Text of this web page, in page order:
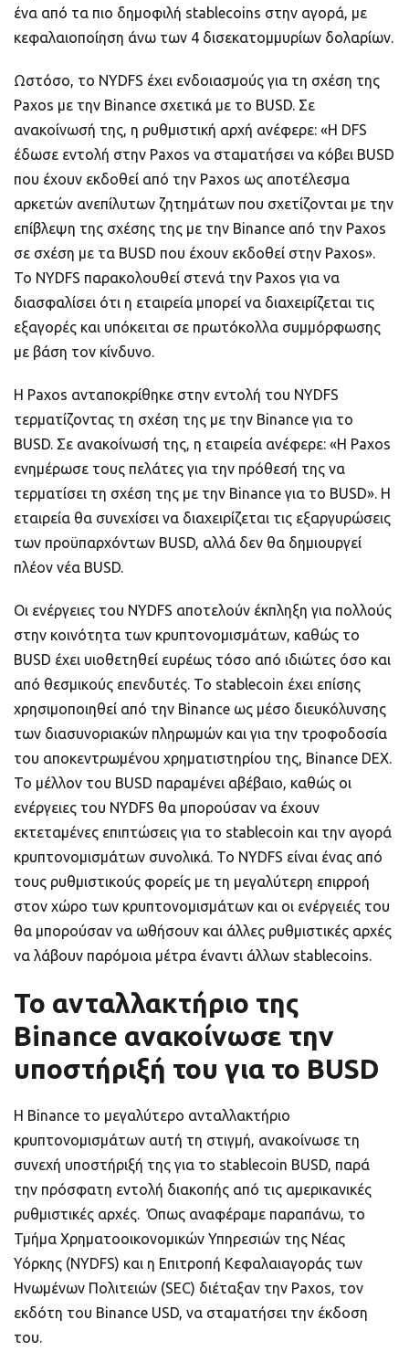
ένα από τα πιο δημοφιλή stablecoins στην αγορά, με
κεφαλαιοποίηση άνω των 4 δισεκατομμυρίων δολαρίων.
Ωστόσο, το NYDFS έχει ενδοιασμούς για τη σχέση της
Paxos με την Binance σχετικά με το BUSD. Σε
ανακοίνωσή της, η ρυθμιστική αρχή ανέφερε: «Η DFS
έδωσε εντολή στην Paxos να σταματήσει να κόβει BUSD
που έχουν εκδοθεί από την Paxos ως αποτέλεσμα
αρκετών ανεπίλυτων ζητημάτων που σχετίζονται με την
επίβλεψη της σχέσης της με την Binance από την Paxos
σε σχέση με τα BUSD που έχουν εκδοθεί στην Paxos».
Το NYDFS παρακολουθεί στενά την Paxos για να
διασφαλίσει ότι η εταιρεία μπορεί να διαχειρίζεται τις
εξαγορές και υπόκειται σε πρωτόκολλα συμμόρφωσης
με βάση τον κίνδυνο.
H Paxos ανταποκρίθηκε στην εντολή του NYDFS
τερματίζοντας τη σχέση της με την Binance για το
BUSD. Σε ανακοίνωσή της, η εταιρεία ανέφερε: «Η Paxos
ενημέρωσε τους πελάτες για την πρόθεσή της να
τερματίσει τη σχέση της με την Binance για το BUSD». Η
εταιρεία θα συνεχίσει να διαχειρίζεται τις εξαργυρώσεις
των προϋπαρχόντων BUSD, αλλά δεν θα δημιουργεί
πλέον νέα BUSD.
Οι ενέργειες του NYDFS αποτελούν έκπληξη για πολλούς
στην κοινότητα των κρυπτονομισμάτων, καθώς το
BUSD έχει υιοθετηθεί ευρέως τόσο από ιδιώτες όσο και
από θεσμικούς επενδυτές. Το stablecoin έχει επίσης
χρησιμοποιηθεί από την Binance ως μέσο διευκόλυνσης
των διασυνοριακών πληρωμών και για την τροφοδοσία
του αποκεντρωμένου χρηματιστηρίου της, Binance DEX.
Το μέλλον του BUSD παραμένει αβέβαιο, καθώς οι
ενέργειες του NYDFS θα μπορούσαν να έχουν
εκτεταμένες επιπτώσεις για το stablecoin και την αγορά
κρυπτονομισμάτων συνολικά. Το NYDFS είναι ένας από
τους ρυθμιστικούς φορείς με τη μεγαλύτερη επιρροή
στον χώρο των κρυπτονομισμάτων και οι ενέργειές του
θα μπορούσαν να ωθήσουν και άλλες ρυθμιστικές αρχές
να λάβουν παρόμοια μέτρα έναντι άλλων stablecoins.
Το ανταλλακτήριο της
Binance ανακοίνωσε την
υποστήριξή του για το BUSD
Η Binance το μεγαλύτερο ανταλλακτήριο
κρυπτονομισμάτων αυτή τη στιγμή, ανακοίνωσε τη
συνεχή υποστήριξή της για το stablecoin BUSD, παρά
την πρόσφατη εντολή διακοπής από τις αμερικανικές
ρυθμιστικές αρχές. Όπως αναφέραμε παραπάνω, το
Τμήμα Χρηματοοικονομικών Υπηρεσιών της Νέας
Υόρκης (NYDFS) και η Επιτροπή Κεφαλαιαγοράς των
Ηνωμένων Πολιτειών (SEC) διέταξαν την Paxos, τον
εκδότη του Binance USD, να σταματήσει την έκδοση
του.